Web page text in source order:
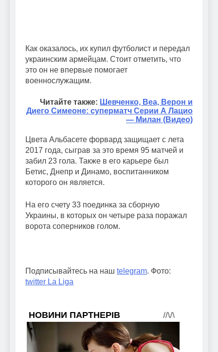
Как оказалось, их купил футболист и передал
украинским армейцам. Стоит отметить, что
это он не впервые помогает
военнослужащим.
Читайте также: Шевченко, Веа, Верон и
Диего Симеоне: суперматч Серии А Лацио
— Милан (Видео)
Цвета Альбасете форвард защищает с лета
2017 года, сыграв за это время 95 матчей и
забил 23 гола. Также в его карьере был
Бетис, Днепр и Динамо, воспитанником
которого он является.
На его счету 33 поединка за сборную
Украины, в которых он четыре раза поражал
ворота соперников голом.
Подписывайтесь на наш telegram. Фото:
twitter La Liga